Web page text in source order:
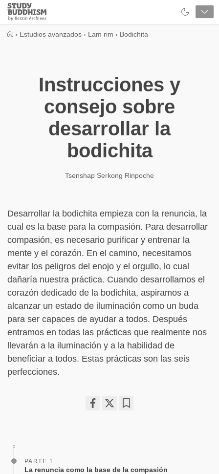
Close
Study
Buddhism
› Estudios avanzados › Lam rim › Bodichita
Instrucciones y
consejo sobre
desarrollar la
bodichita
Tsenshap Serkong Rinpoche
Desarrollar la bodichita empieza con la renuncia, la
cual es la base para la compasión. Para desarrollar
compasión, es necesario purificar y entrenar la
mente y el corazón. En el camino, necesitamos
evitar los peligros del enojo y el orgullo, lo cual
dañaría nuestra práctica. Cuando desarrollamos el
corazón dedicado de la bodichita, aspiramos a
alcanzar un estado de iluminación como un buda
para ser capaces de ayudar a todos. Después
entramos en todas las prácticas que realmente nos
llevarán a la iluminación y a la habilidad de
beneficiar a todos. Estas prácticas son las seis
perfecciones.
PARTE 1
La renuncia como la base de la compasión